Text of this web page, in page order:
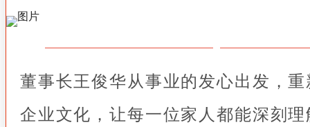
董事长王俊华从事业的发心出发，
企业文化，让每一位家人都能深刻